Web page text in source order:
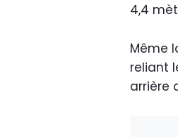
4,4
Même
reliant
arrière